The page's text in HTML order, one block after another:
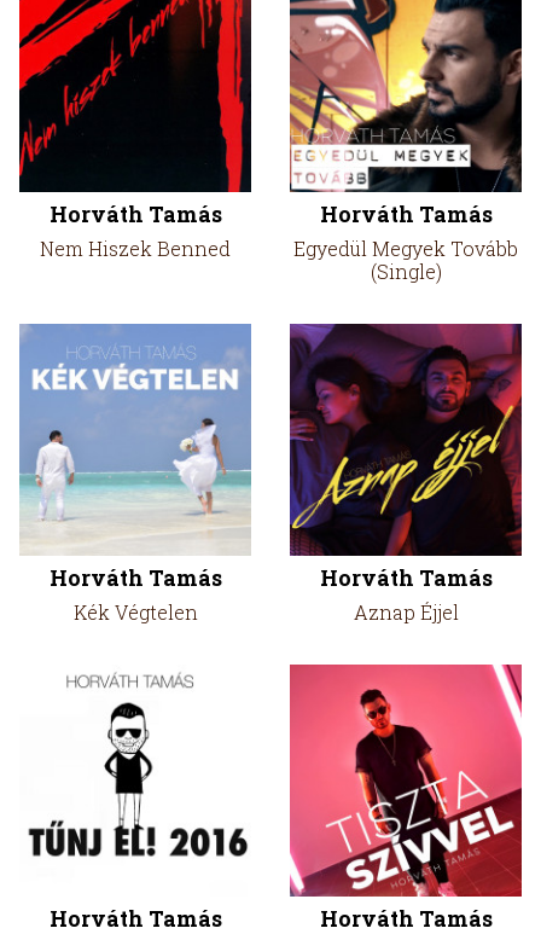
Horváth Tamás
Nem Hiszek Benned
Horváth Tamás
Egyedül Megyek Tovább
(Single)
Horváth Tamás
Kék Végtelen
Horváth Tamás
Aznap Éjjel
Horváth Tamás Horváth Tamás